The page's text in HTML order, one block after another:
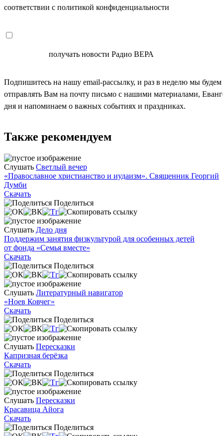
соответствии с политикой конфиденциальности
получать новости Радио ВЕРА
Подпишитесь на нашу email-рассылку, и раз в неделю мы будем
отправлять Вам на почту письмо с нашими материалами,
дня и напоминаем о важных событиях и праздниках.
Также рекомендуем
Слушать Светлый вечер
«Православное христианство и иудаизм». Священник Георгий
Думби
Скачать
Поделиться
Слушать Дело дня
Поддержим занятия физкультурой для особенных детей
от фонда «Семья вместе»
Скачать
Поделиться
Слушать Литературный навигатор
«Ноев Ковчег»
Скачать
Поделиться
Слушать Пересказки
Капризная берёзка
Скачать
Поделиться
Слушать Пересказки
Красавица Айога
Скачать
Поделиться